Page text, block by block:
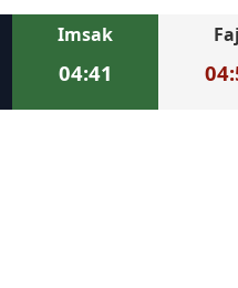
Imsak
04:41